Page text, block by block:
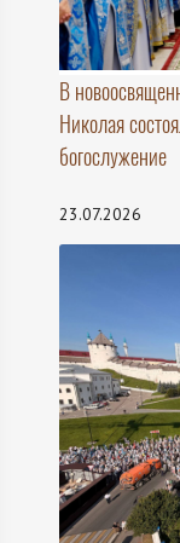
В
Николая
богослужение
23.07.2026